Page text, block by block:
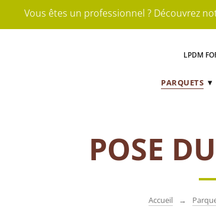
Vous êtes un professionnel ? Découvrez
PARQUETS
PARQUET
MULTICOUCHES
PARQUET
POSE DU
LPDM
POSE
Accueil